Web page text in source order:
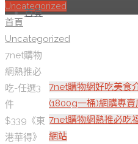
首頁
Uncategorized
首頁
Uncategorized
7net購物
網熱推必
吃-任選3
件
$339《東
港華得》
7net購物網好吃美食
(1800g一桶)網購專賣
7net購物網熱推必吃
網站